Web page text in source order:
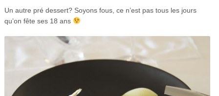
Un autre pré dessert? Soyons fous, ce n’est pas tous les jours
qu’on fête ses 18 ans